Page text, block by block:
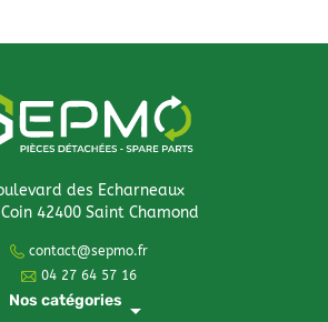
des Echarneaux
42400 Saint Chamond
contact@sepmo.fr
04 27 64 57 16
Nos catégories arrow_drop_down